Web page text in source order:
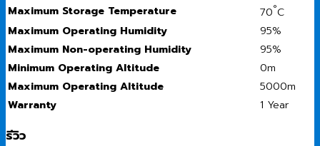
Maximum Storage Temperature
70°C
Maximum Operating Humidity
95%
Maximum Non-operating Humidity
95%
Minimum Operating Altitude
0m
Maximum Operating Altitude
5000m
Warranty
1 Year
รีวิว